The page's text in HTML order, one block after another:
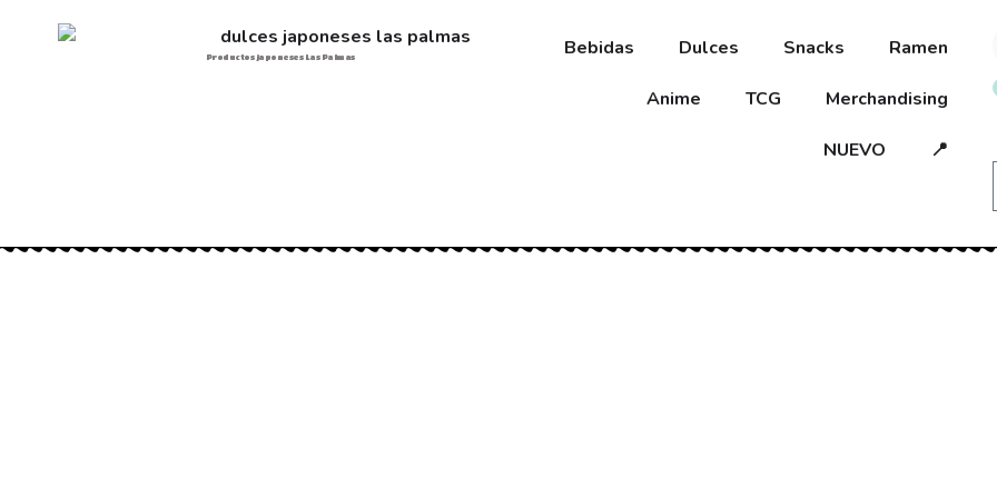
Productos japoneses Las Palmas Bebidas Dulces Snacks Ramen
Anime TCG Merchandising
NUEVO 📍